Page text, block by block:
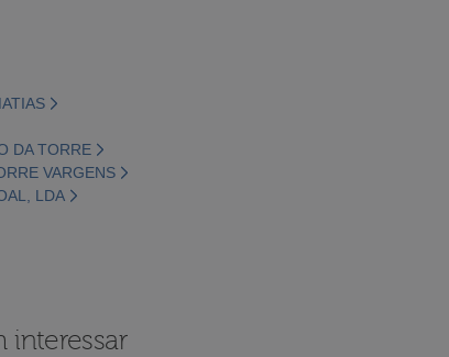
DA TORRE
VARGENS
LDA
interessar